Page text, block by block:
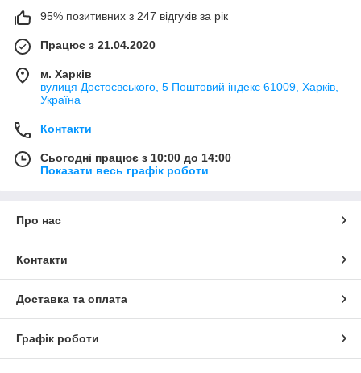
95% позитивних з 247 відгуків за рік
Працює з 21.04.2020
м. Харків
вулиця Достоєвського, 5 Поштовий індекс 61009, Харків,
Україна
Контакти
Сьогодні працює з 10:00 до 14:00
Показати весь графік роботи
Про нас
Контакти
Доставка та оплата
Графік роботи